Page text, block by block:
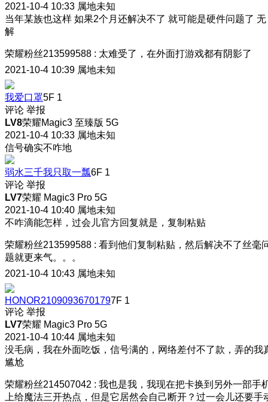
2021-10-4 10:33 属地未知
当年某族也这样 如果2个月还解决不了 就可能是硬件问题了 无
解
荣耀粉丝213599588 : 太难受了，在外面打游戏都有阴影了
2021-10-4 10:39 属地未知
我爱口罩5F 1
评论 举报
LV8荣耀Magic3 至臻版 5G
2021-10-4 10:33 属地未知
信号确实不咋地
弱水三千我只取一瓢6F 1
评论 举报
LV7荣耀 Magic3 Pro 5G
2021-10-4 10:40 属地未知
不咋滴能怎样，过会儿官方回复就是，复制粘贴
荣耀粉丝213599588 : 看到他们复制粘贴，然后解决不了丝毫
题就更来气。。。
2021-10-4 10:43 属地未知
HONOR21090936701797F 1
评论 举报
LV7荣耀 Magic3 Pro 5G
2021-10-4 10:44 属地未知
没毛病，我在外面吃饭，信号满的，网络差付不了款，弄的我
尴尬
荣耀粉丝214507042 : 我也是我，我现在把卡换到另外一部手
上给魔法三开热点，但是它居然会自己断开？过一会儿还要手